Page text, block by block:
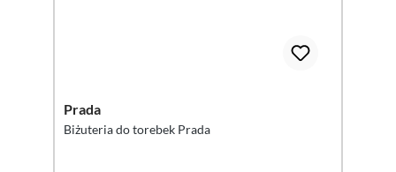
Prada
Biżuteria do torebek Prada